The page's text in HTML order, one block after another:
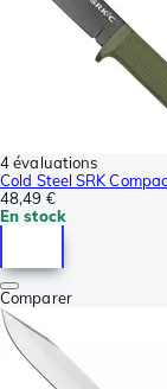
4 évaluations
Cold Steel SRK
48,49 €
En stock
Comparer